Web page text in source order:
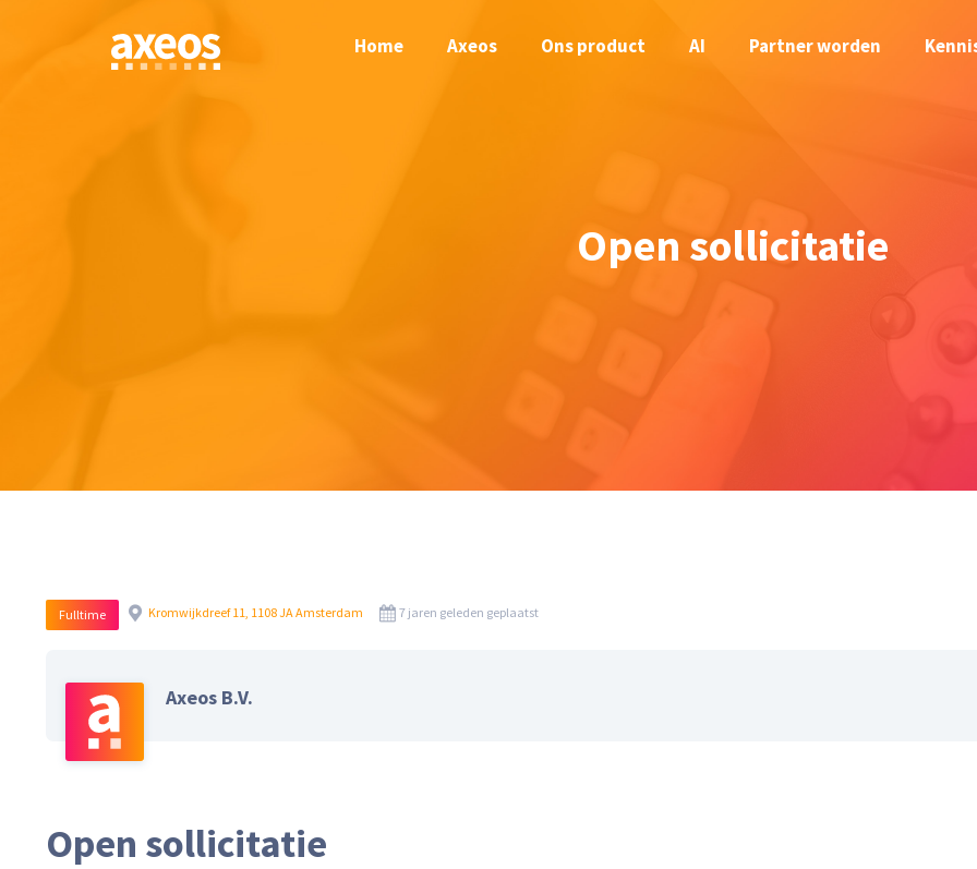
Home Axeos Ons product AI Partner worden
Open sollicitatie
Fulltime Kromwijkdreef 11, 1108 JA Amsterdam 7 jaren geleden geplaatst
Axeos B.V.
Open sollicitatie